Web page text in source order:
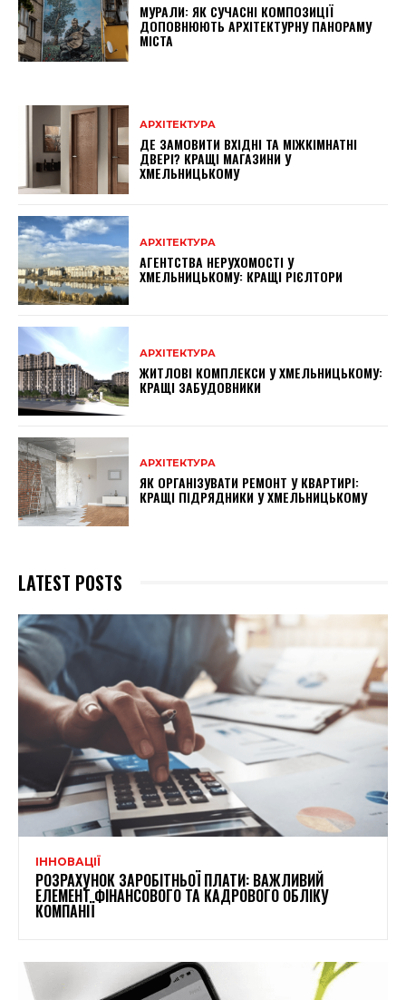
МУРАЛИ: ЯК СУЧАСНІ КОМПОЗИЦІЇ
ДОПОВНЮЮТЬ АРХІТЕКТУРНУ ПАНОРАМУ
МІСТА
АРХІТЕКТУРА
ДЕ ЗАМОВИТИ ВХІДНІ ТА МІЖКІМНАТНІ
ДВЕРІ? КРАЩІ МАГАЗИНИ У
ХМЕЛЬНИЦЬКОМУ
АРХІТЕКТУРА
АГЕНТСТВА НЕРУХОМОСТІ У
ХМЕЛЬНИЦЬКОМУ: КРАЩІ РІЄЛТОРИ
АРХІТЕКТУРА
ЖИТЛОВІ КОМПЛЕКСИ У ХМЕЛЬНИЦЬКОМУ:
КРАЩІ ЗАБУДОВНИКИ
АРХІТЕКТУРА
ЯК ОРГАНІЗУВАТИ РЕМОНТ У КВАРТИРІ:
КРАЩІ ПІДРЯДНИКИ У ХМЕЛЬНИЦЬКОМУ
LATEST POSTS
ІННОВАЦІЇ
РОЗРАХУНОК ЗАРОБІТНЬОЇ ПЛАТИ: ВАЖЛИВИЙ
ЕЛЕМЕНТ ФІНАНСОВОГО ТА КАДРОВОГО ОБЛІКУ
КОМПАНІЇ